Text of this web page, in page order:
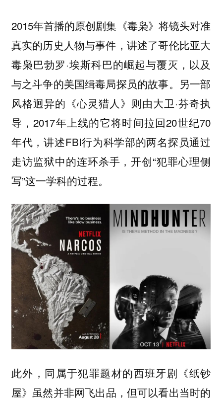
2015年首播的原创剧集 《毒枭》 将镜头对准
真实的历史人物与事件，讲述了哥伦比亚大
毒枭巴勃罗·埃斯科巴的崛起与覆灭，以及
与之斗争的美国缉毒局探员的故事。另一部
风格迥异的 《心灵猎人》 则由大卫·芬奇执
导，2017年上线的它将时间拉回20世纪70
年代，讲述FBI行为科学部的两名探员通过
走访监狱中的连环杀手，开创“犯罪心理侧
写”这一学科的过程。
此外，同属于犯罪题材的西班牙剧 《纸钞
屋》 虽然并非网飞出品，但可以看出当时的